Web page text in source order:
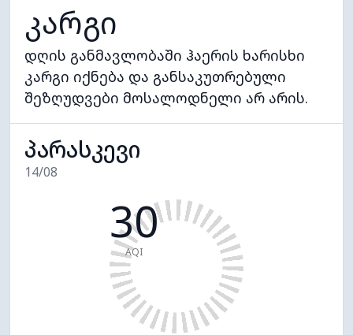
კარგი
დღის განმავლობაში ჰაერის ხარისხი
კარგი იქნება და განსაკუთრებული
შეზღუდვები მოსალოდნელი არ არის.
პარასკევი
14/08
30
AQI